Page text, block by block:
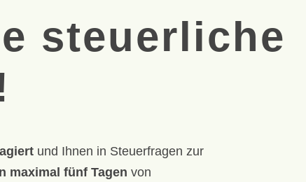
steuerliche
und Ihnen in Steuerfragen zur
maximal fünf Tagen von